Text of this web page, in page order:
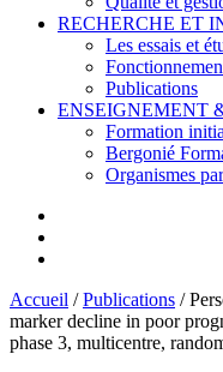
RECHERCHE ET
Les essais et
Publications
ENSEIGNEMENT
Formation
Bergonié
Organismes
Accueil /Publications /
marker decline in poor
phase 3, multicentre,